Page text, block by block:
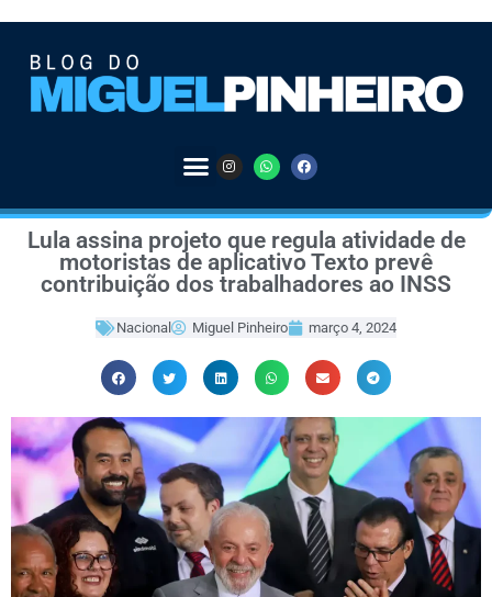
Lula assina projeto que regula atividade de
motoristas de aplicativo Texto prevê
contribuição dos trabalhadores ao INSS
Nacional Miguel Pinheiro março 4, 2024